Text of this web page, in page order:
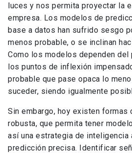
luces y nos permita proyectar la
empresa. Los modelos de
base a datos han sufrido sesgo
menos probable, o se inclinan
Como los modelos dependen del
los puntos de inflexión
probable que pase opaca lo
suceder, siendo igualmente
Sin embargo, hoy existen formas
robusta, que permita tener
así una estrategia de
predicción precisa. Identificar